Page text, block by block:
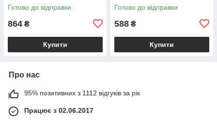
Готово до відправки
864 ₴
Купити
Готово до відправки
588 ₴
Купити
Про нас
95% позитивних з 1112 відгуків за рік
Працює з 02.06.2017